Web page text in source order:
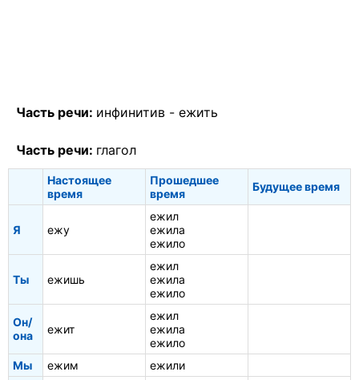
Часть речи: инфинитив - ежить
Часть речи: глагол
Настоящее
время
Прошедшее
время
Будущее время
Я ежу
ежил
ежила
ежило
Ты ежишь
ежил
ежила
ежило
Он/
она
ежит
ежил
ежила
ежило
Мы
ежим
ежили